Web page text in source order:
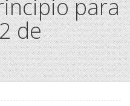
para
de